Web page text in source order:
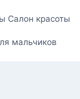
Салон красоты
мальчиков